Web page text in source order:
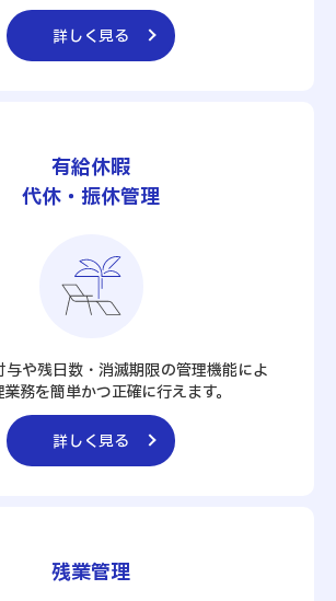
詳しく見る
有給休暇
代休・振休管理
や残日数・消滅期限の管理機能によ
務を簡単かつ正確に行えます。
詳しく見る
残業管理